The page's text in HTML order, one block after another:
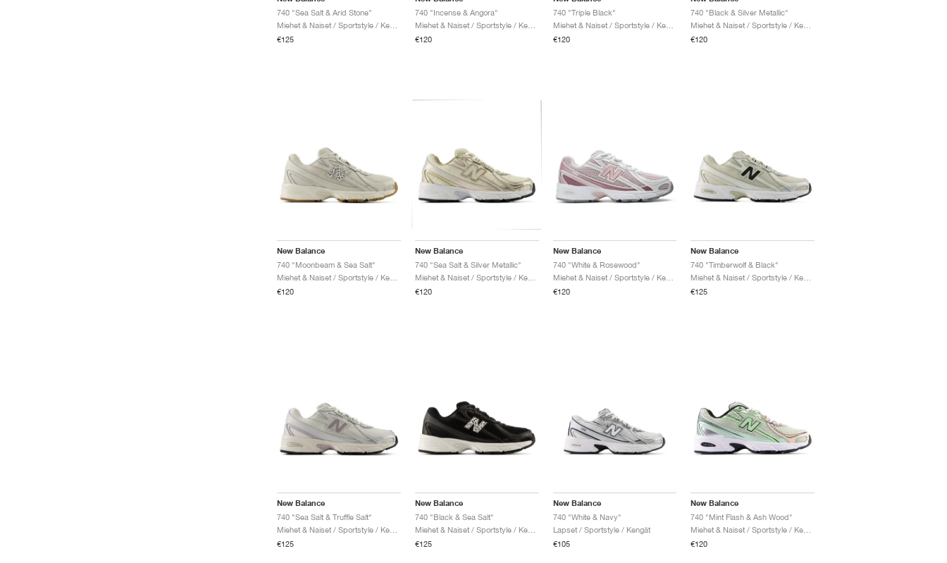
740 "Sea Salt & Arid Stone"
€125
740 "Incense & Angora"
Miehet & Naiset / Sportstyle / Kengät
€120
740 "Triple Black"
Miehet & Naiset / Sportstyle / Kengät
€120
740 "Black & Silver Metallic"
€120
New Balance
740 "Moonbeam & Sea Salt"
€120
New Balance
740 "Sea Salt & Silver Metallic"
Miehet & Naiset / Sportstyle / Kengät
€120
New Balance
740 "White & Rosewood"
Miehet & Naiset / Sportstyle / Kengät
€120
New Balance
740 "Timberwolf & Black"
€125
New Balance
740 "Sea Salt & Truffle Salt"
€125
New Balance
740 "Black & Sea Salt"
Miehet & Naiset / Sportstyle / Kengät
€125
New Balance
740 "White & Navy"
Lapset / Sportstyle / Kengät
€105
New Balance
740 "Mint Flash & Ash Wood"
€120